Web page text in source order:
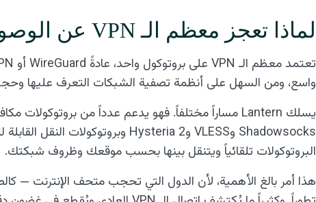
لماذا تعجز معظم الـ VPN عن الوصول هنا
واسع، ومن السهل على أنظمة تصفية الشبكات التعرف عليها
البروتوكولات تلقائياً ويتنقل بينها بحسب موقعك وظروف شبكتك.
هذا أمر بالغ الأهمية، لأن الدول التي تحجب متحف الإنترنت —